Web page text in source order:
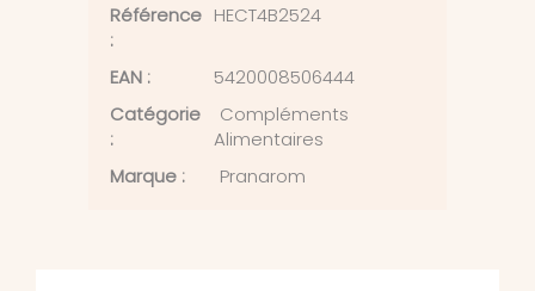
Référence
:
HECT4B2524
EAN :
5420008506444
Catégorie
:
Compléments
Alimentaires
Marque :
Pranarom